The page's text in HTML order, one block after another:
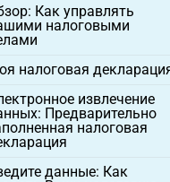
Как управлять
налоговыми
menu
налоговая
menu
извлечение
Предварительно
налоговая
menu
данные: Как
menu